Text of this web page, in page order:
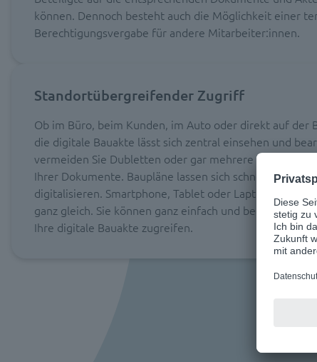
können. Dennoch besteht auch die Möglichkeit einer
Berechtigungsvergabe für andere Mitarbeiter:innen.
Standortübergreifender Zugriff
Ob im Büro, beim Kunden, im Auto oder direkt auf der
die digitale Bauakte lässt sich zentral einsehen und
vermeiden Sie Dubletten oder gar mehrere
Ihrer Dokumente. Baupläne lassen sich schnell und
digitalisieren. Smartphone, Tablet oder Laptop – ist in
ganz gleich. Sie können ganz einfach und bequem von
Ihre digitale Bauakte zugreifen.